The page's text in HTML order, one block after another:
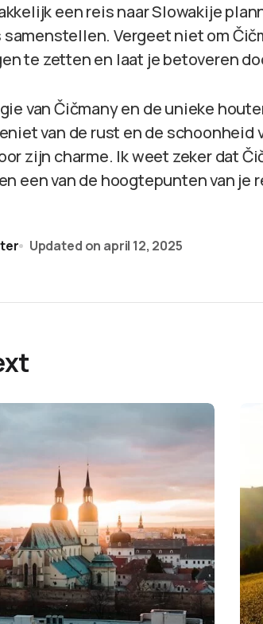
een reis naar Slowakije
samenstellen. Vergeet niet om
te zetten en laat je betoveren
van Čičmany en de unieke
van de rust en de
zijn charme. Ik weet zeker dat
een van de hoogtepunten van je
Updated on april 12, 2025